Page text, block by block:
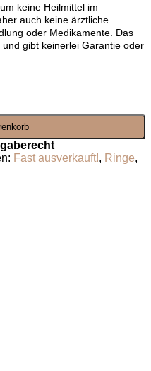
keine Heilmittel im
auch keine ärztliche
oder Medikamente. Das
gibt keinerlei Garantie oder
Fast ausverkauft!, Ringe,